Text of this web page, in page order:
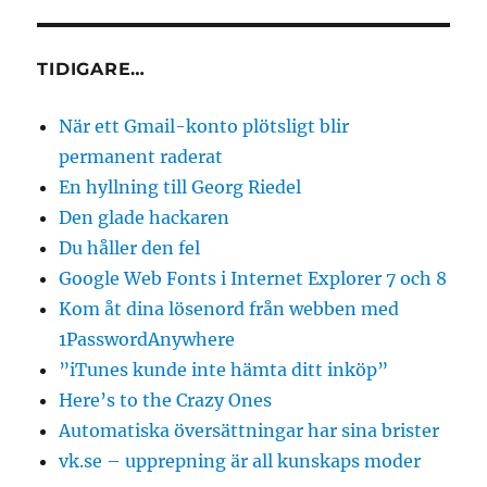
TIDIGARE…
När ett Gmail-konto plötsligt blir
permanent raderat
En hyllning till Georg Riedel
Den glade hackaren
Du håller den fel
Google Web Fonts i Internet Explorer 7 och 8
Kom åt dina lösenord från webben med
1PasswordAnywhere
”iTunes kunde inte hämta ditt inköp”
Here’s to the Crazy Ones
Automatiska översättningar har sina brister
vk.se – upprepning är all kunskaps moder